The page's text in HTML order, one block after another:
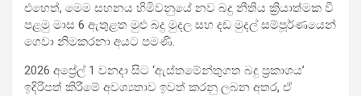
එහෙත්, මෙම සහනය හිමිවනුයේ නව බදු නීතිය ක්‍රියාත්මක වී
පළමු මාස 6 ඇතුළත මුළු බදු මුදල සහ දඩ මුදල් සම්පූර්ණයෙන්
ගෙවා නිමකරනා අයට පමණි.
2026 අප්‍රේල් 1 වනදා සිට ‘ඇස්තමේන්තුගත බදු ප්‍රකාශය’
ඉදිරිපත් කිරීමේ අවශ්‍යතාව ඉවත් කරනු ලබන අතර, ඒ